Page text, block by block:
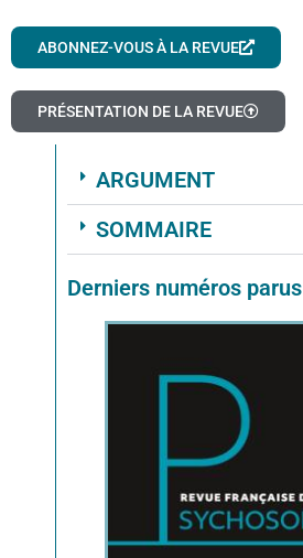
ABONNEZ-VOUS À LA REVUE
PRÉSENTATION DE LA REVUE
ARGUMENT
SOMMAIRE
Derniers numéros parus